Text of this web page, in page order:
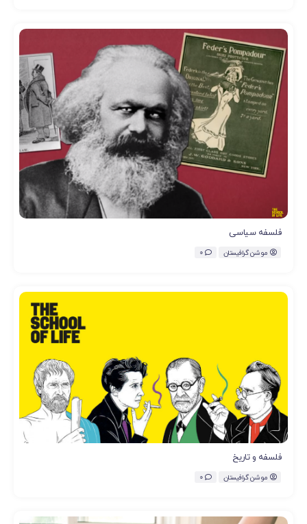
فلسفه سیاسی
موشن گرافیستان 0
فلسفه و تاریخ
موشن گرافیستان 0